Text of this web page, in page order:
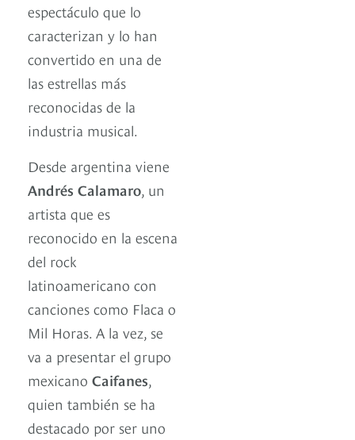
espectáculo que lo
caracterizan y lo han
convertido en una de
las estrellas más
reconocidas de la
industria musical.
Desde argentina viene
Andrés Calamaro, un
artista que es
reconocido en la escena
del rock
latinoamericano con
canciones como Flaca o
Mil Horas. A la vez, se
va a presentar el grupo
mexicano Caifanes,
quien también se ha
destacado por ser uno